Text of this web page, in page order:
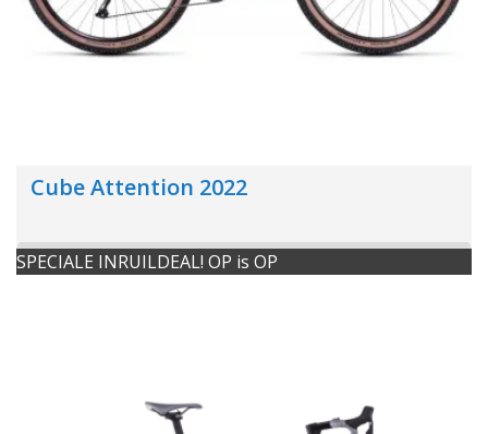
Cube Attention 2022
SPECIALE INRUILDEAL! OP is OP